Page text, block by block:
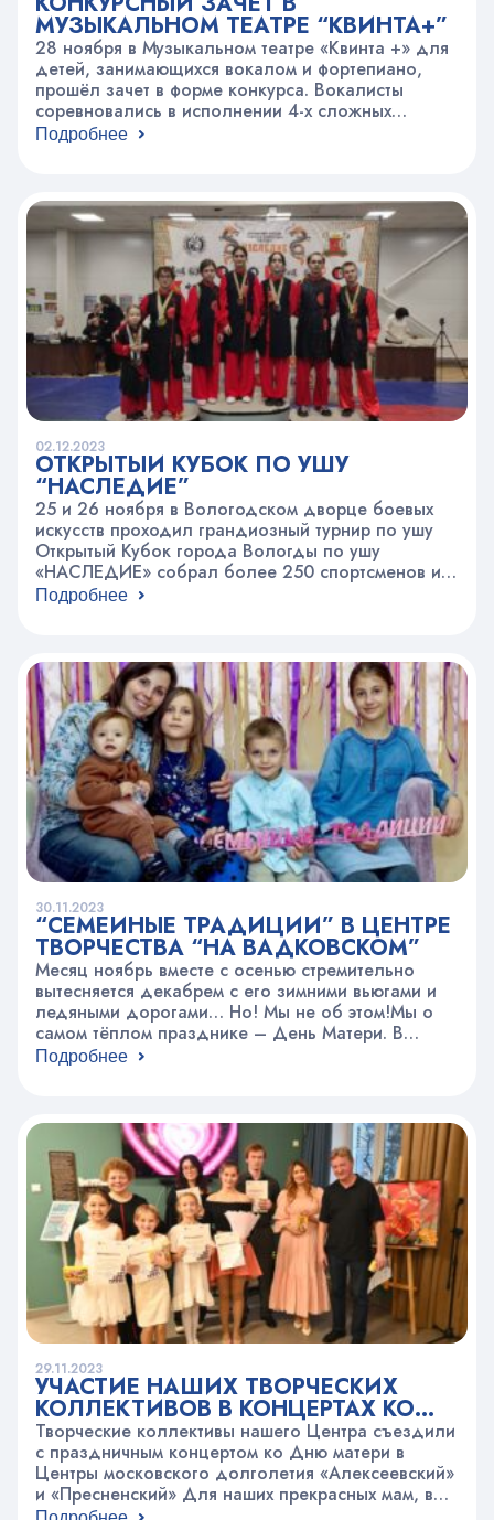
МУЗЫКАЛЬНОМ ТЕАТРЕ “КВИНТА+”
28 ноября в Музыкальном театре «Квинта +» для
детей, занимающихся вокалом и фортепиано,
прошёл зачет в форме конкурса. Вокалисты
соревновались в исполнении 4-х сложных
распевок, пианисты играли выученную программу.
артистов. Тут и не скажешь, кому было труднее,
ведь строго судить своих детей, ох как…
Подробнее
02.12.2023
ОТКРЫТЫЙ КУБОК ПО УШУ
“НАСЛЕДИЕ”
25 и 26 ноября в Вологодском дворце боевых
искусств проходил грандиозный турнир по ушу
Открытый Кубок города Вологды по ушу
«НАСЛЕДИЕ» собрал более 250 спортсменов из
6 регионов нашей страны, 10 городов: Вологда,
Петербург! Спортсмены из 19 команд разыграли
185 комплектов наград. Наш Центр…
Подробнее
30.11.2023
“СЕМЕЙНЫЕ ТРАДИЦИИ” В ЦЕНТРЕ
ТВОРЧЕСТВА “НА ВАДКОВСКОМ”
Месяц ноябрь вместе с осенью стремительно
вытесняется декабрем с его зимними вьюгами и
ледяными дорогами… Но! Мы не об этом!Мы о
самом тёплом празднике – День Матери. В
нашем Центре прошел праздник «Семейные
Центре. Поэтому мы предложили…
Подробнее
29.11.2023
УЧАСТИЕ НАШИХ ТВОРЧЕСКИХ
КОЛЛЕКТИВОВ В КОНЦЕРТАХ КО
ДНЮ МАТЕРИ В ЦЕНТРАХ
МОСКОВСКОГО ДОЛГОЛЕТИЯ
Творческие коллективы нашего Центра съездили
с праздничным концертом ко Дню матери в
Центры московского долголетия «Алексеевский»
и «Пресненский» Для наших прекрасных мам, в